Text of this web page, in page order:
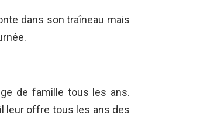
dans son traîneau mais
de famille tous les ans.
leur offre tous les ans des